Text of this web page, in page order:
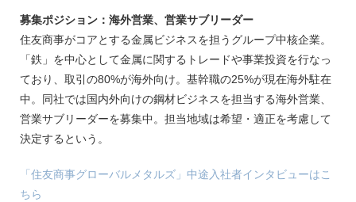
募集ポジション：海外営業、営業サブリーダー
住友商事がコアとする金属ビジネスを担うグループ中核企業。
「鉄」を中心として金属に関するトレードや事業投資を行なっ
ており、取引の80%が海外向け。基幹職の25%が現在海外駐在
中。同社では国内外向けの鋼材ビジネスを担当する海外営業、
営業サブリーダーを募集中。担当地域は希望・適正を考慮して
決定するという。
「住友商事グローバルメタルズ」中途入社者インタビューはこ
ちら